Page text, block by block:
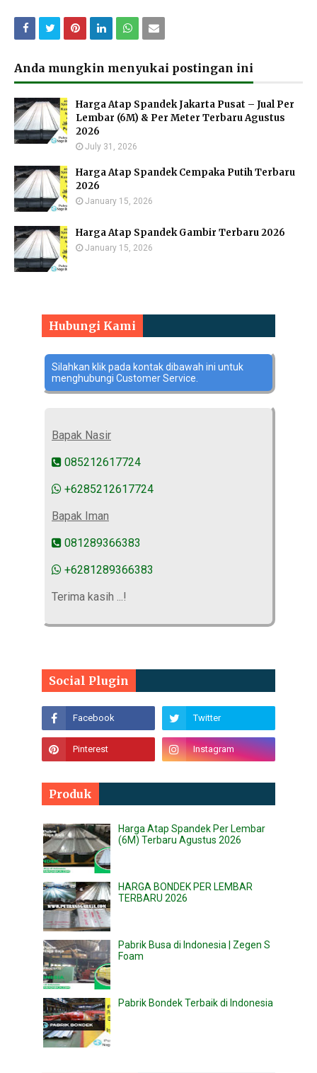
Anda mungkin menyukai postingan ini
Harga Atap Spandek Jakarta Pusat – Jual Per
Lembar (6M) & Per Meter Terbaru Agustus
2026
July 31, 2026
Harga Atap Spandek Cempaka Putih Terbaru
2026
January 15, 2026
Harga Atap Spandek Gambir Terbaru 2026
January 15, 2026
Hubungi Kami
Silahkan klik pada kontak dibawah ini untuk
menghubungi Customer Service.
Bapak Nasir
085212617724
+6285212617724
Bapak Iman
081289366383
+6281289366383
Terima kasih ...!
Social Plugin
Produk
Harga Atap Spandek Per Lembar
(6M) Terbaru Agustus 2026
HARGA BONDEK PER LEMBAR
TERBARU 2026
Pabrik Busa di Indonesia | Zegen S
Foam
Pabrik Bondek Terbaik di Indonesia